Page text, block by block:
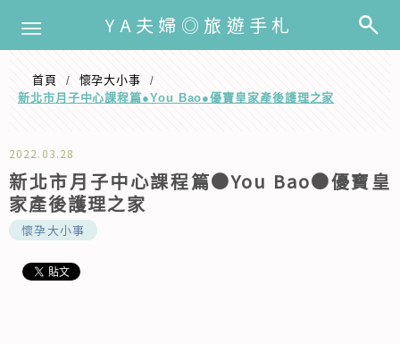
YA夫婦◎旅遊手札
首頁 / 懷孕大小事
/
新北市月子中心課程篇●You Bao●優寶皇家產後護理之家
2022.03.28
新北市月子中心課程篇●You Bao●優寶皇
家產後護理之家
懷孕大小事